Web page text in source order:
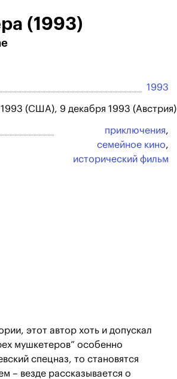
(1993)
1993
1993 (США), 9 декабря 1993 (Австрия)
приключения,
семейное кино,
исторический фильм
этот автор хоть и допускал
мушкетеров” особенно
спецназ, то становятся
– везде рассказывается о